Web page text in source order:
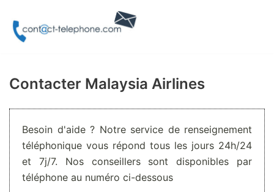
Aller
Contacter Malaysia Airlines
Besoin d'aide ? Notre service de renseignement
téléphonique vous répond tous les jours 24h/24
et 7j/7. Nos conseillers sont disponibles par
téléphone au numéro ci-dessous